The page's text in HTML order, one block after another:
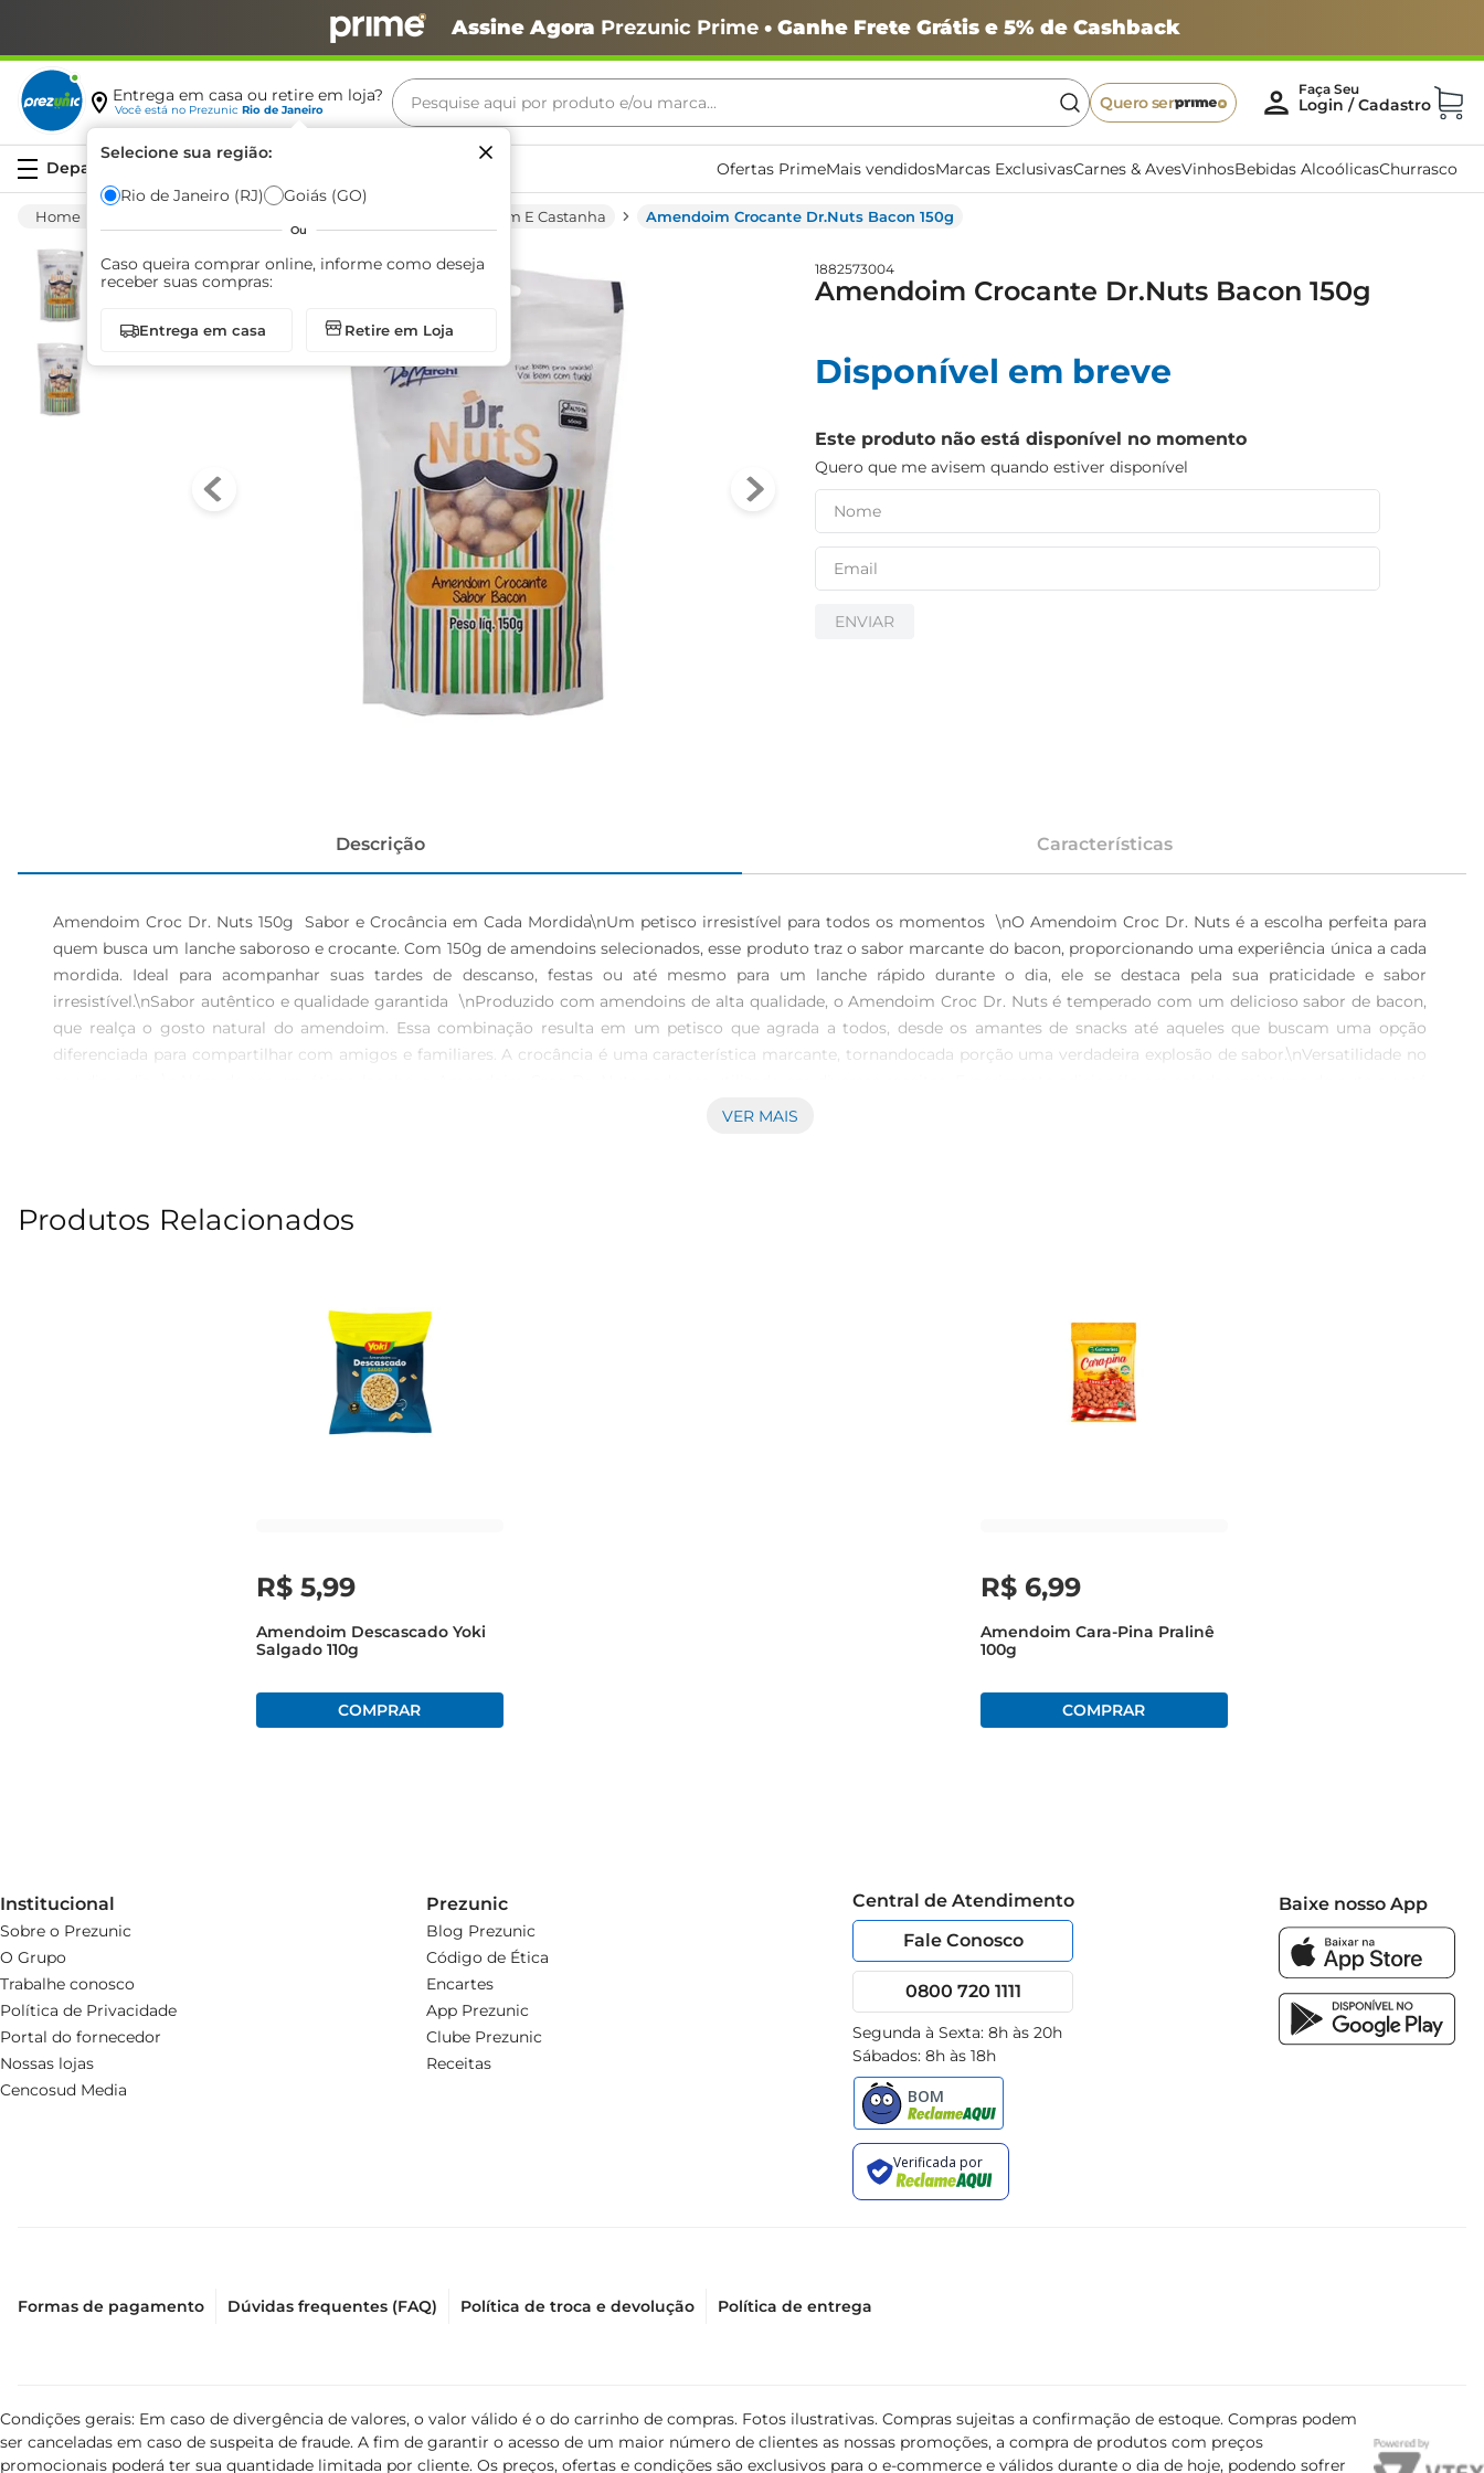
Assine Agora Prezunic Prime• Ganhe Frete Grátis e 5% de Cashback
Entrega em casa ou retire em loja?
Você está no Prezunic Rio de Janeiro
Selecione sua região:
Rio de Janeiro (RJ) Goiás (GO)
Ou
Caso queira comprar online, informe como deseja
receber suas compras:
Entrega em casa Retire em Loja
Pesquise aqui por produto e/ou marca...
Quero ser
Ofertas PrimeMais vendidosMarcas ExclusivasCarnes & AvesVinhosBebidas AlcoólicasChurrasco
Amendoim E Castanha Amendoim Crocante Dr.Nuts Bacon 150g
1882573004
Amendoim Crocante Dr.Nuts Bacon 150g
Disponível em breve
Este produto não está disponível no momento
Quero que me avisem quando estiver disponível
ENVIAR
Descrição Características
Amendoim Croc Dr. Nuts 150g  Sabor e Crocância em Cada Mordida\nUm petisco irresistível para todos os momentos  \nO Amendoim Croc Dr. Nuts é a escolha perfeita para
quem busca um lanche saboroso e crocante. Com 150g de amendoins selecionados, esse produto traz o sabor marcante do bacon, proporcionando uma experiência única a cada
mordida. Ideal para acompanhar suas tardes de descanso, festas ou até mesmo para um lanche rápido durante o dia, ele se destaca pela sua praticidade e sabor
irresistível.\nSabor autêntico e qualidade garantida  \nProduzido com amendoins de alta qualidade, o Amendoim Croc Dr. Nuts é temperado com um delicioso sabor de bacon,
que realça o gosto natural do amendoim. Essa combinação resulta em um petisco que agrada a todos, desde os amantes de snacks até aqueles que buscam uma opção
diferenciada para compartilhar com amigos e familiares. A crocância é uma característica marcante, tornandocada porção uma verdadeira explosão de sabor.\nVersatilidade no
mesmo como cobertura de sobremesas. Sua versatilidade permite que você crie combinações deliciosas e surpreendentes, elevando o sabor dos seus pratos e
VER MAIS
Produtos Relacionados
R$ 5,99
Amendoim Descascado Yoki
Salgado 110g
R$ 6,99
Amendoim Cara-Pina Pralinê
100g
Institucional
Sobre o Prezunic
O Grupo
Trabalhe conosco
Política de Privacidade
Portal do fornecedor
Nossas lojas
Cencosud Media
Prezunic
Blog Prezunic
Código de Ética
Encartes
App Prezunic
Clube Prezunic
Receitas
Central de Atendimento
Fale Conosco
0800 720 1111
Segunda à Sexta: 8h às 20h
Sábados: 8h às 18h
Baixe nosso App
Formas de pagamento Dúvidas frequentes (FAQ) Política de troca e devolução Política de entrega
Condições gerais: Em caso de divergência de valores, o valor válido é o do carrinho de compras. Fotos ilustrativas. Compras sujeitas a confirmação de estoque. Compras podem
ser canceladas em caso de suspeita de fraude. A fim de garantir o acesso de um maior número de clientes as nossas promoções, a compra de produtos com preços
promocionais poderá ter sua quantidade limitada por cliente. Os preços, ofertas e condições são exclusivos para o e-commerce e válidos durante o dia de hoje, podendo sofrer
Termos mais buscados
café
arroz
azeite
biscoito
cerveja
iogurte
papel higiênico